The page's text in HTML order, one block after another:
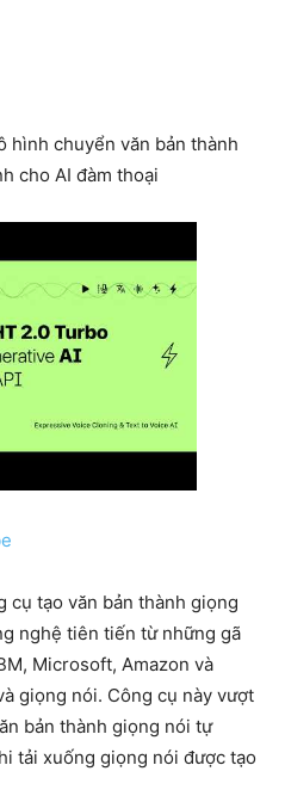
hình chuyển văn bản thành
cho AI đàm thoại
cụ tạo văn bản thành giọng
nghệ tiên tiến từ những gã
Microsoft, Amazon và
giọng nói. Công cụ này vượt
bản thành giọng nói tự
tải xuống giọng nói được tạo